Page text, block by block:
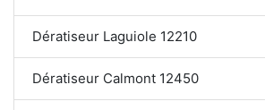
Dératiseur Laguiole 12210
Dératiseur Calmont 12450